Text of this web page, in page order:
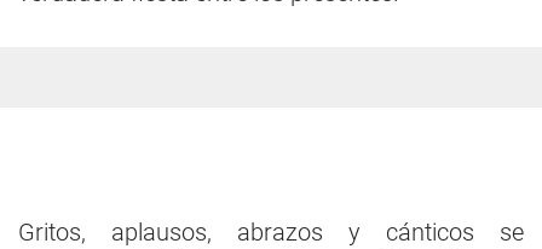
Gritos, aplausos, abrazos y cánticos se